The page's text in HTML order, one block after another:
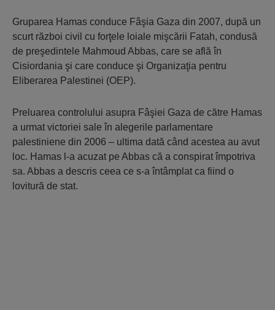
Gruparea Hamas conduce Fâşia Gaza din 2007, după un
scurt război civil cu forţele loiale mişcării Fatah, condusă
de preşedintele Mahmoud Abbas, care se află în
Cisiordania şi care conduce şi Organizaţia pentru
Eliberarea Palestinei (OEP).
Preluarea controlului asupra Fâşiei Gaza de către Hamas
a urmat victoriei sale în alegerile parlamentare
palestiniene din 2006 – ultima dată când acestea au avut
loc. Hamas l-a acuzat pe Abbas că a conspirat împotriva
sa. Abbas a descris ceea ce s-a întâmplat ca fiind o
lovitură de stat.